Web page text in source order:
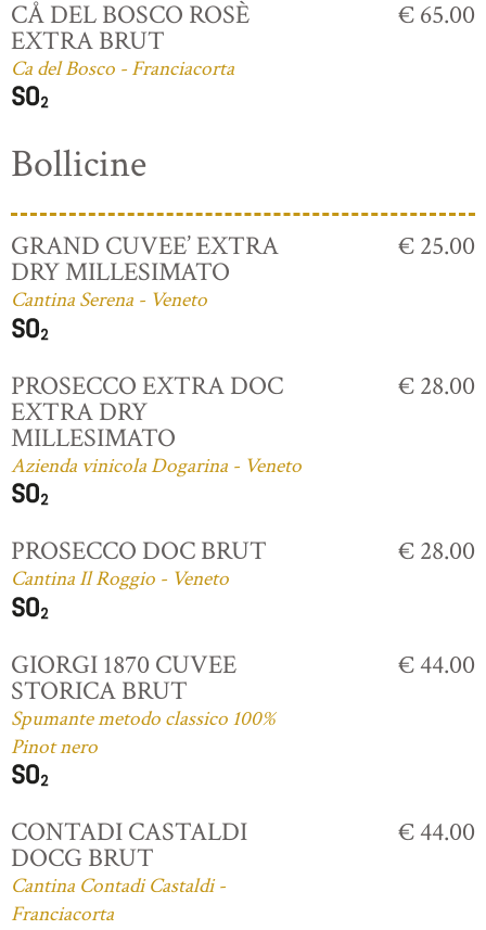
CÅ DEL BOSCO ROSÈ
EXTRA BRUT
Ca del Bosco - Franciacorta
€ 65.00
Bollicine
GRAND CUVEE’ EXTRA
DRY MILLESIMATO
Cantina Serena - Veneto
€ 25.00
PROSECCO EXTRA DOC
EXTRA DRY
MILLESIMATO
Azienda vinicola Dogarina - Veneto
€ 28.00
PROSECCO DOC BRUT
Cantina Il Roggio - Veneto
€ 28.00
GIORGI 1870 CUVEE
STORICA BRUT
Spumante metodo classico 100%
Pinot nero
€ 44.00
CONTADI CASTALDI
DOCG BRUT
Cantina Contadi Castaldi -
Franciacorta
€ 44.00